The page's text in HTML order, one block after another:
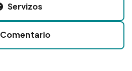
Servizos
Comentario